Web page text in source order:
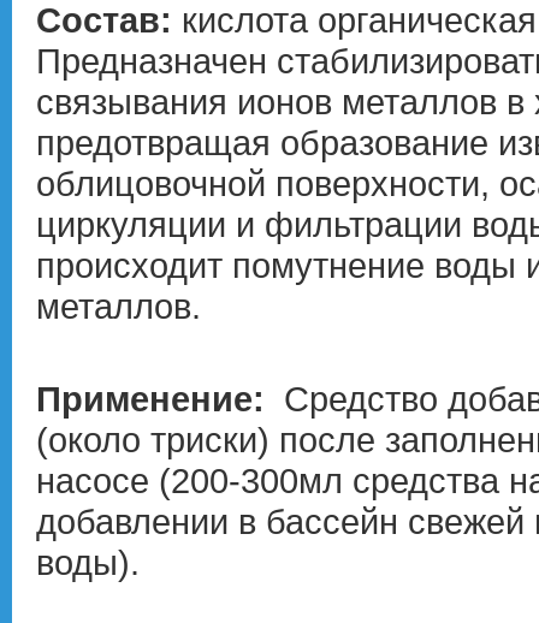
Состав: кислота
Предназначен
связывания ионов металлов
предотвращая образование
облицовочной поверхности,
циркуляции и фильтрации
происходит помутнение
металлов.
Применение: Средство
(около триски) после
насосе (200-300мл средства
добавлении в бассейн
воды).